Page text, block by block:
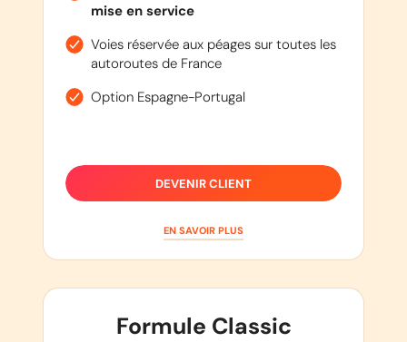
mise en service
Voies réservée aux péages sur toutes les
autoroutes de France
Option Espagne-Portugal
DEVENIR CLIENT
EN SAVOIR PLUS
Formule Classic